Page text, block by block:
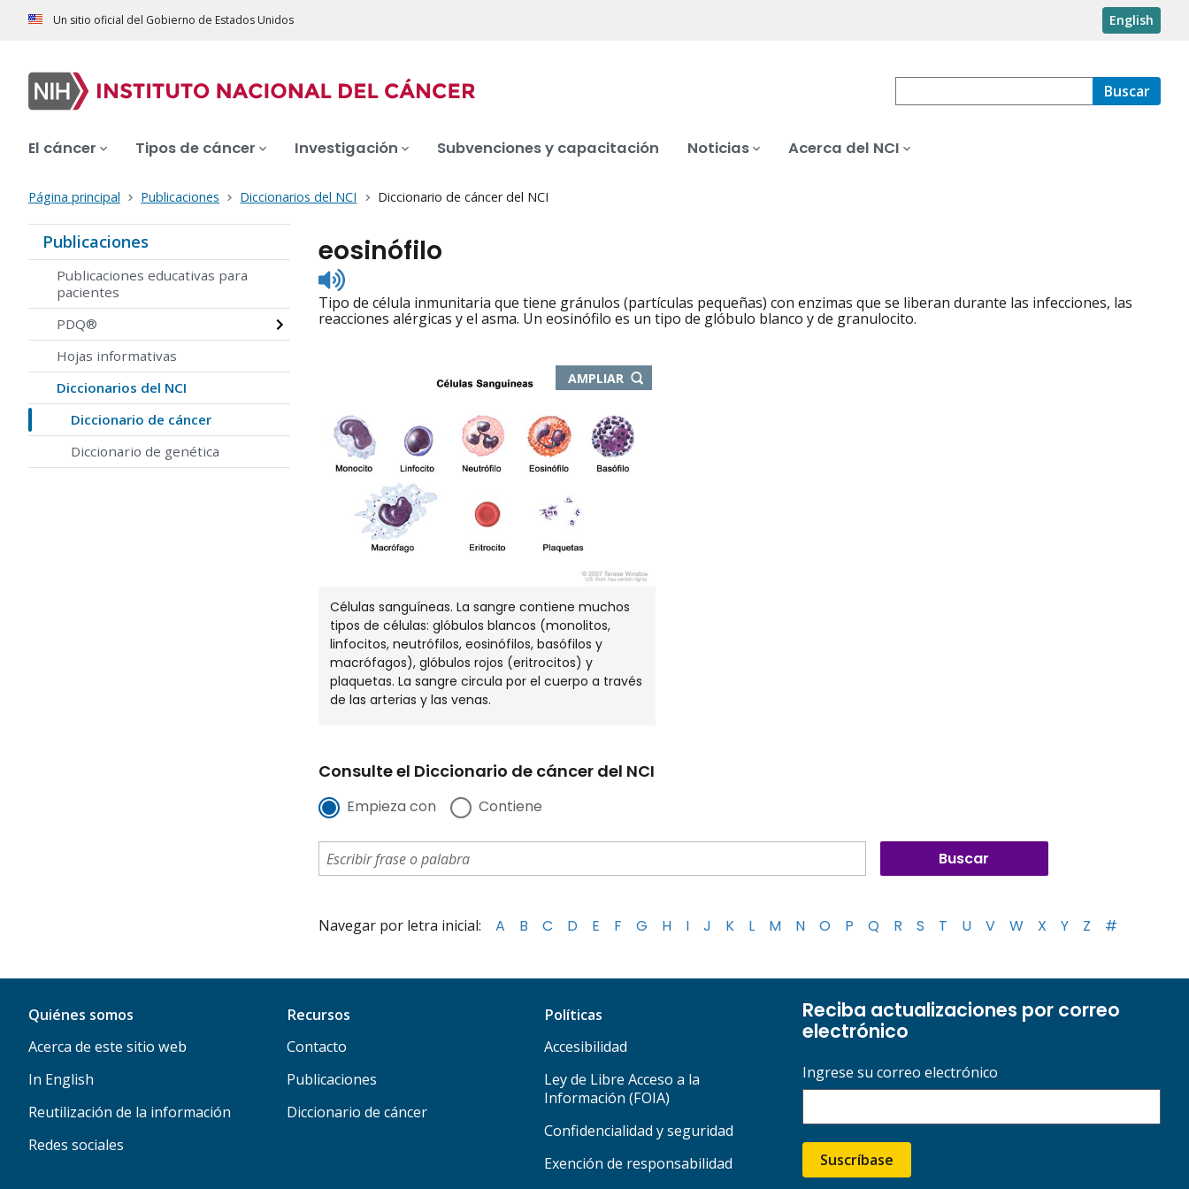
Un sitio oficial del Gobierno de Estados Unidos English
Buscar
El cáncer Tipos de cáncer Investigación Subvenciones y capacitación Noticias Acerca del NCI
Página principal Publicaciones Diccionarios del NCI Diccionario de cáncer del NCI
Publicaciones
Publicaciones educativas para
pacientes
PDQ®
Hojas informativas
Diccionarios del NCI
Diccionario de cáncer
Diccionario de genética
eosinófilo
Listen
to
pronunciation
Tipo de célula inmunitaria que tiene gránulos (partículas pequeñas) con enzimas que se liberan durante las infecciones, las
reacciones alérgicas y el asma. Un eosinófilo es un tipo de glóbulo blanco y de granulocito.
AMPLIAR
ABRE
NUEVA
VENTANA
Células sanguíneas. La sangre contiene muchos
tipos de células: glóbulos blancos (monolitos,
linfocitos, neutrófilos, eosinófilos, basófilos y
macrófagos), glóbulos rojos (eritrocitos) y
plaquetas. La sangre circula por el cuerpo a través
de las arterias y las venas.
Consulte el Diccionario de cáncer del NCI
Empieza con Contiene
Navegar por letra inicial: A B C D E F G H I J K L M N O P Q R S T U V W X Y Z #
Quiénes somos
Acerca de este sitio web
In English
Reutilización de la información
Redes sociales
Recursos
Contacto
Publicaciones
Diccionario de cáncer
Políticas
Accesibilidad
Ley de Libre Acceso a la
Información (FOIA)
Confidencialidad y seguridad
Exención de responsabilidad
Reciba actualizaciones por correo
electrónico
Ingrese su correo electrónico
Suscríbase